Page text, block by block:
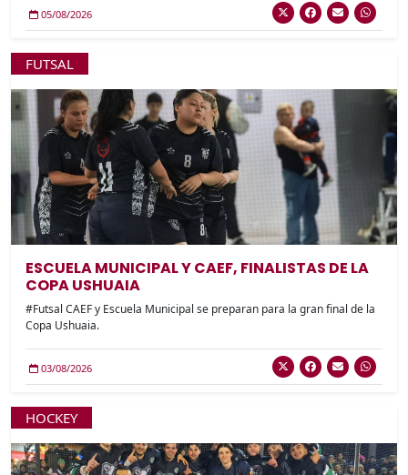
05/08/2026
FUTSAL
ESCUELA MUNICIPAL Y CAEF, FINALISTAS DE LA
COPA USHUAIA
#Futsal CAEF y Escuela Municipal se preparan para la gran final de la
Copa Ushuaia.
03/08/2026
HOCKEY